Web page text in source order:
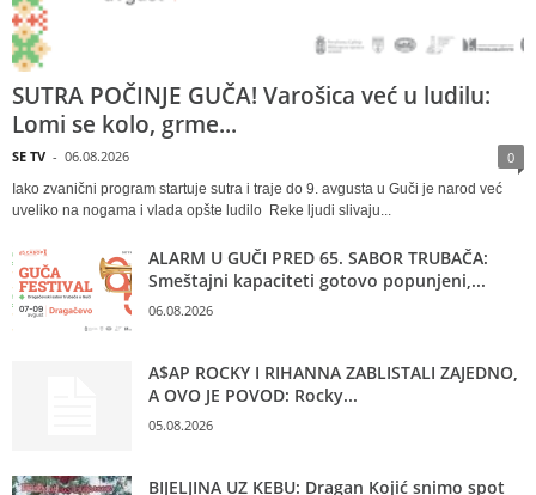
SUTRA POČINJE GUČA! Varošica već u ludilu:
Lomi se kolo, grme...
SE TV - 06.08.2026 0
Iako zvanični program startuje sutra i traje do 9. avgusta u Guči je narod već
uveliko na nogama i vlada opšte ludilo Reke ljudi slivaju...
ALARM U GUČI PRED 65. SABOR TRUBAČA:
Smeštajni kapaciteti gotovo popunjeni,...
06.08.2026
A$AP ROCKY I RIHANNA ZABLISTALI ZAJEDNO,
A OVO JE POVOD: Rocky...
05.08.2026
BIJELJINA UZ KEBU: Dragan Kojić snimo spot